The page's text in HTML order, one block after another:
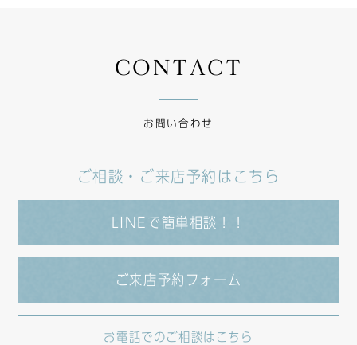
CONTACT
お問い合わせ
ご相談・ご来店予約はこちら
LINEで簡単相談！！
ご来店予約フォーム
お電話でのご相談はこちら